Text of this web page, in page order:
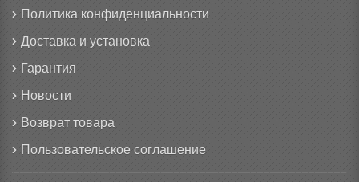
Политика конфиденциальности
Доставка и установка
Гарантия
Новости
Возврат товара
Пользовательское соглашение